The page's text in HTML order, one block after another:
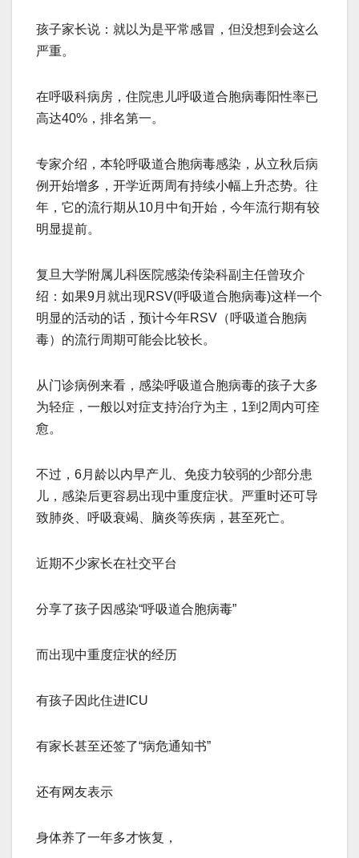
孩子家长说：就以为是平常感冒，但没想到会这么
严重。
在呼吸科病房，住院患儿呼吸道合胞病毒阳性率已
高达40%，排名第一。
专家介绍，本轮呼吸道合胞病毒感染，从立秋后病
例开始增多，开学近两周有持续小幅上升态势。往
年，它的流行期从10月中旬开始，今年流行期有较
明显提前。
复旦大学附属儿科医院感染传染科副主任曾玫介
绍：如果9月就出现RSV(呼吸道合胞病毒)这样一个
明显的活动的话，预计今年RSV（呼吸道合胞病
毒）的流行周期可能会比较长。
从门诊病例来看，感染呼吸道合胞病毒的孩子大多
为轻症，一般以对症支持治疗为主，1到2周内可痊
愈。
不过，6月龄以内早产儿、免疫力较弱的少部分患
儿，感染后更容易出现中重度症状。严重时还可导
致肺炎、呼吸衰竭、脑炎等疾病，甚至死亡。
近期不少家长在社交平台
分享了孩子因感染“呼吸道合胞病毒”
而出现中重度症状的经历
有孩子因此住进ICU
有家长甚至还签了“病危通知书”
还有网友表示
身体养了一年多才恢复，